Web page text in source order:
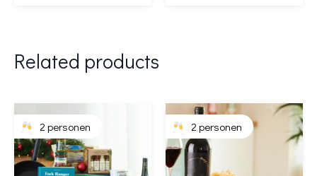
Related products
2 personen 2 personen